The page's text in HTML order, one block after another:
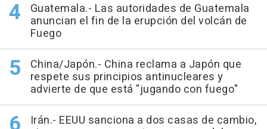
Guatemala.- Las autoridades de Guatemala
anuncian el fin de la erupción del volcán de
Fuego
China/Japón.- China reclama a Japón que
respete sus principios antinucleares y
advierte de que está "jugando con fuego"
Irán.- EEUU sanciona a dos casas de cambio,